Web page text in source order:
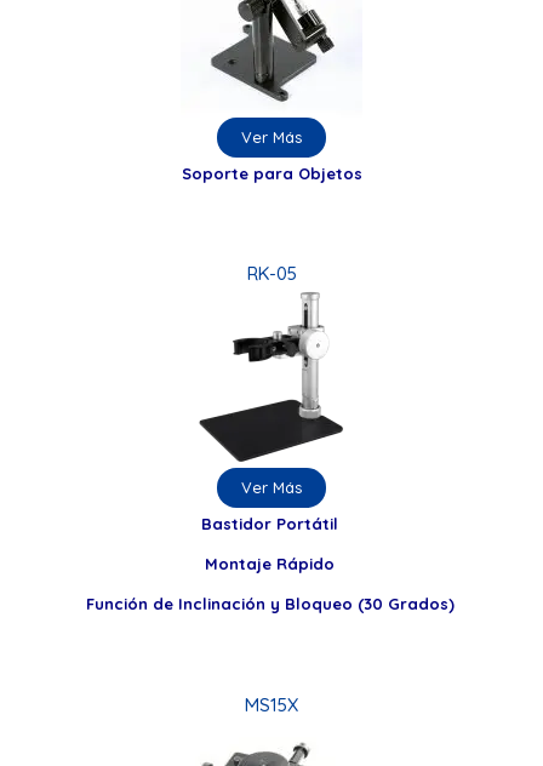
Soporte para Objetos
Ver Más
RK-05
Bastidor Portátil
Montaje Rápido
Función de Inclinación y Bloqueo (30 Grados)
Ver Más
MS15X